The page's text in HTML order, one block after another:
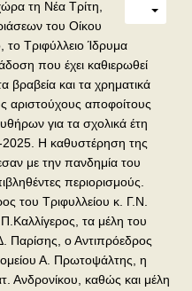
τη Νέα Τρίτη,
του Οίκου
Τριφύλλειο Ίδρυμα
που έχει καθιερωθεί
βραβεία και τα χρηματικά
αποφοίτους
για τα σχολικά έτη
Η καθυστέρηση της
με την πανδημία του
περιορισμούς.
του Τριφυλλείου κ. Γ.Ν.
τα μέλη του
Παρίσης, ο Αντιπρόεδρος
Α. Πρωτοψάλτης, η
Ανδρονίκου, καθώς και μέλη